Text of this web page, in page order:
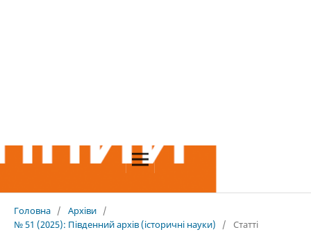
Головна / Архіви /
№ 51 (2025): Південний архів (історичні науки)
/ Статті